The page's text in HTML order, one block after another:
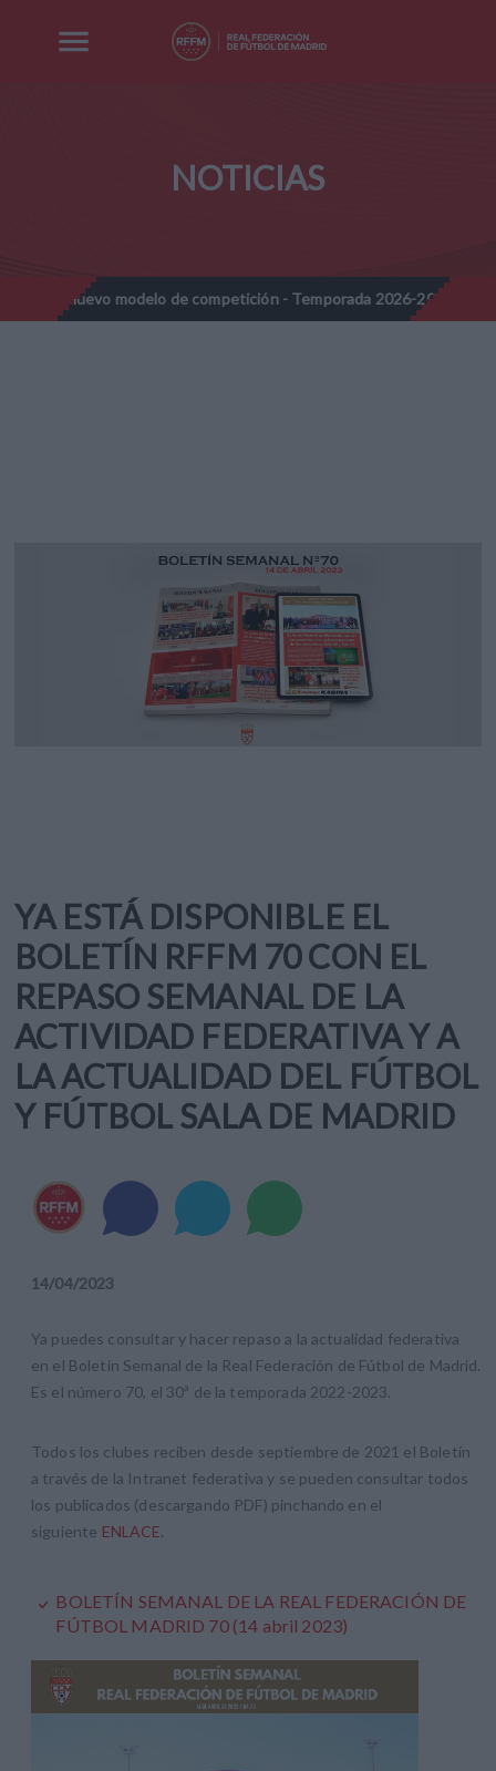
NOTICIAS
modelo de competición - Temporada 2026-2027 // Nota
YA ESTÁ DISPONIBLE EL
BOLETÍN RFFM 70 CON EL
REPASO SEMANAL DE LA
ACTIVIDAD FEDERATIVA Y A
LA ACTUALIDAD DEL FÚTBOL
Y FÚTBOL SALA DE MADRID
14/04/2023
Ya puedes consultar y hacer repaso a la actualidad federativa
en el Boletín Semanal de la Real Federación de Fútbol de Madrid.
Es el número 70, el 30ª de la temporada 2022-2023.
Todos los clubes reciben desde septiembre de 2021 el Boletín
a través de la Intranet federativa y se pueden consultar todos
los publicados (descargando PDF) pinchando en el
siguiente ENLACE.
BOLETÍN SEMANAL DE LA REAL FEDERACIÓN DE
FÚTBOL MADRID 70 (14 abril 2023)